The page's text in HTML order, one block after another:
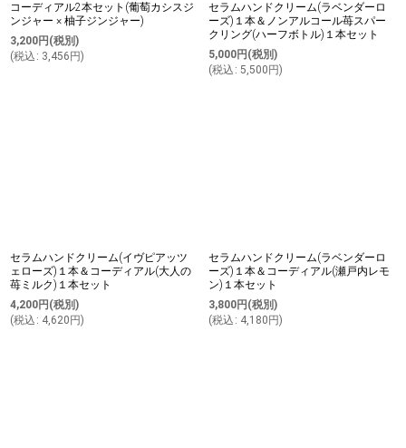
コーディアル2本セット(葡萄カシスジ
ンジャー × 柚子ジンジャー)
3,200円 (税別)
(税込 : 3,456 円)
セラムハンドクリーム(ラベンダーロ
ーズ)１本＆ノンアルコール苺スパー
クリング(ハーフボトル)１本セット
5,000円 (税別)
(税込 : 5,500 円)
セラムハンドクリーム(イヴピアッツ
ェローズ)１本＆コーディアル(大人の
苺ミルク)１本セット
4,200円 (税別)
(税込 : 4,620 円)
セラムハンドクリーム(ラベンダーロ
ーズ)１本＆コーディアル(瀬戸内レモ
ン)１本セット
3,800円 (税別)
(税込 : 4,180 円)